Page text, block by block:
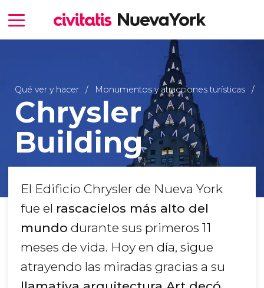
Qué ver y hacer Monumentos y atracciones turísticas
Chrysler
Building
El Edificio Chrysler de Nueva York
fue el rascacielos más alto del
mundo durante sus primeros 11
meses de vida. Hoy en día, sigue
atrayendo las miradas gracias a su